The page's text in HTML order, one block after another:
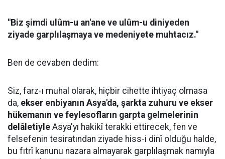
"Biz şimdi ulûm-u an'ane ve ulûm-u diniyeden
ziyade garplılaşmaya ve medeniyete muhtacız."
Ben de cevaben dedim:
Siz, farz-ı muhal olarak, hiçbir cihette ihtiyaç olmasa
da, ekser enbiyanın Asya'da, şarkta zuhuru ve ekser
hükemanın ve feylesofların garpta gelmelerinin
delâletiyle Asya'yı hakikî terakki ettirecek, fen ve
felsefenin tesiratından ziyade hiss-i dinî olduğu halde,
bu fıtrî kanunu nazara almayarak garplılaşmak namıyla